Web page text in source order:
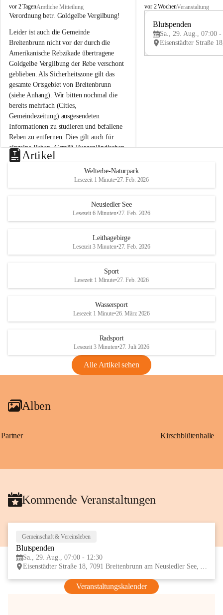
B
r
i
t
e
n
b
r
u
n
n
a
m
N
e
u
s
d
S
vor 2 TagenAmtliche Mitteilung
Verordnung betr. Goldgelbe Vergilbung!
Leider ist auch die Gemeinde
Breitenbrunn nicht vor der durch die
Amerikanische Rebzikade übertragene
Goldgelbe Vergilbung der Rebe verschont
geblieben. Als Sicherheitszone gilt das
gesamte Ortsgebiet von Breitenbrunn
(siehe Anhang). Wir bitten nochmal die
bereits mehrfach (Cities,
Gemeindezeitung) ausgesendeten
Informationen zu studieren und befallene
Reben zu entfernen. Dies gilt auch für
einzelne Reben. Gemäß Burgenländischen
Weinbaugesetz sind nicht gepflegte oder
unzulässige Weingärten zu roden! Bitte
helfen wir zusammen um unsere Winzer
vor den prognostizierten Ernteausfällen
und den daraus folgenden wirtschaftlichen
Maßnahmen zur Bekämpfung
Rebe und der Amerikanischen
Anhang VBl. EU Nr. 18
1 Seite•1,4 MB
VBl. EU Nr. 18_2026
B
e
u
e
d
r
S
vor 2 WochenVeranstaltung
Blutspenden
Sa., 29. Aug., 07:00 -
Artikel
Welterbe-Naturpark
Lesezeit 1 Minute•27. Feb. 2026
Neusiedler See
Lesezeit 6 Minuten•27. Feb. 2026
Leithagebirge
Lesezeit 3 Minuten•27. Feb. 2026
Sport
Lesezeit 1 Minute•27. Feb. 2026
Wassersport
Lesezeit 1 Minute•26. März 2026
Radsport
Lesezeit 3 Minuten•27. Juli 2026
Alle Artikel sehen
Alben
Partner Kirschblütenhalle
Kommende Veranstaltungen
Gemeinschaft & Vereinsleben
Blutspenden
Sa., 29. Aug., 07:00 - 12:30
Eisenstädter Straße 18, 7091 Breitenbrunn am Neusiedler See, AUT
Veranstaltungskalender